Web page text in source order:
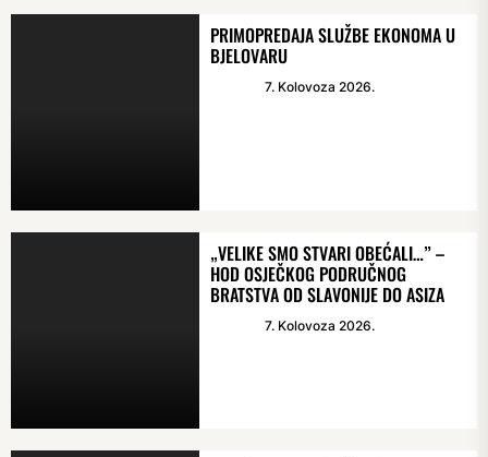
PRIMOPREDAJA SLUŽBE EKONOMA U
BJELOVARU
7. Kolovoza 2026.
„VELIKE SMO STVARI OBEĆALI…” –
HOD OSJEČKOG PODRUČNOG
BRATSTVA OD SLAVONIJE DO ASIZA
7. Kolovoza 2026.